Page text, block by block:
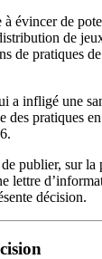
évincer de
de
de pratiques
a infligé une
pratiques en
publier, sur la
lettre
décision.